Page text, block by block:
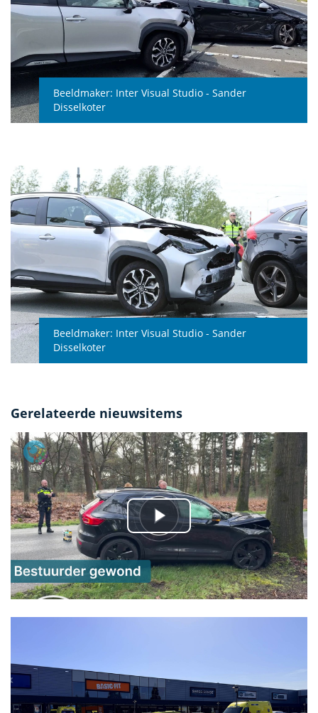
Beeldmaker: Inter Visual Studio - Sander
Disselkoter
Beeldmaker: Inter Visual Studio - Sander
Disselkoter
Gerelateerde nieuwsitems